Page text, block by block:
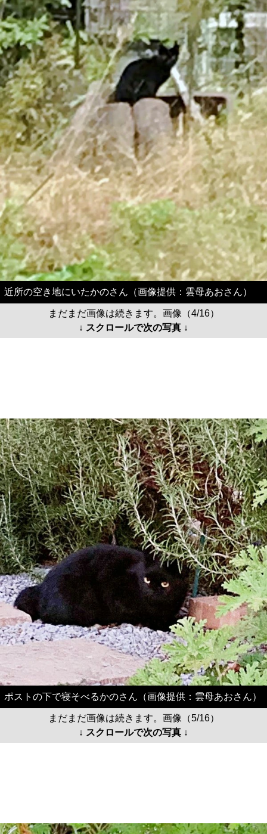
近所の空き地にいたかのさん（画像提供：雲母あおさん）
まだまだ画像は続きます。画像（4/16）
↓ スクロールで次の写真 ↓
ポストの下で寝そべるかのさん（画像提供：雲母あおさん）
まだまだ画像は続きます。画像（5/16）
↓ スクロールで次の写真 ↓